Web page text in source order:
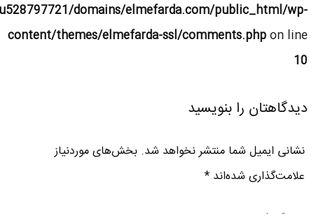
domains/elmefarda.com/public_html/wp-
content/themes/elmefarda-ssl/comments.phpon line
10
دیدگاهتان را بنویسید
نشانی ایمیل شما منتشر نخواهد شد. بخش‌های موردنیاز
علامت‌گذاری شده‌اند*